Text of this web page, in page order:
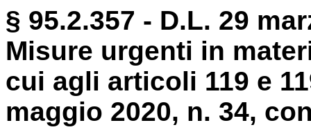
§ 95.2.357 - D.L. 29
Misure urgenti in
cui agli articoli 119 e
maggio 2020, n. 34,